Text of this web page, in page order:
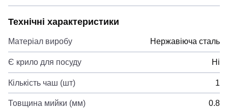
Технічні характеристики
Матеріал виробу Нержавіюча сталь
Є крило для посуду Ні
Кількість чаш (шт) 1
Товщина мийки (мм) 0.8